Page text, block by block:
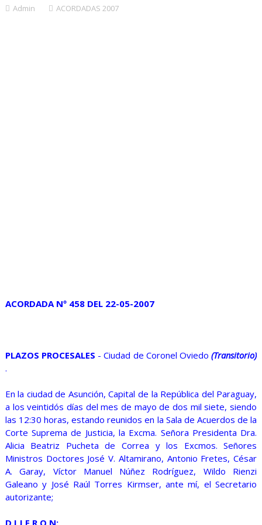
Admin ACORDADAS 2007
ACORDADA Nº 458 DEL 22-05-2007
PLAZOS PROCESALES - Ciudad de Coronel Oviedo(Transitorio)
.
En la ciudad de Asunción, Capital de la República del Paraguay,
a los veintidós días del mes de mayo de dos mil siete, siendo
las 12:30 horas, estando reunidos en la Sala de Acuerdos de la
Corte Suprema de Justicia, la Excma. Señora Presidenta Dra.
Alicia Beatriz Pucheta de Correa y los Excmos. Señores
Ministros Doctores José V. Altamirano, Antonio Fretes, César
A. Garay, Víctor Manuel Núñez Rodríguez, Wildo Rienzi
Galeano y José Raúl Torres Kirmser, ante mí, el Secretario
autorizante;
D I J E R O N: